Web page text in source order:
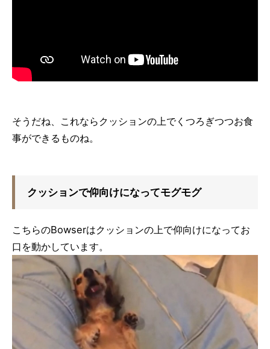
そうだね、これならクッションの上でくつろぎつつお食
事ができるものね。
クッションで仰向けになってモグモグ
こちらのBowserはクッションの上で仰向けになってお
口を動かしています。